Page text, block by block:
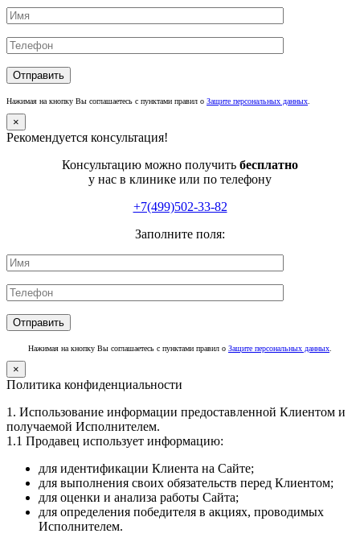
Нажимая на кнопку Вы соглашаетесь с пунктами правил о Защите персональных данных
×
Рекомендуется консультация!
Консультацию можно получить бесплатно
у нас в клинике или по телефону
+7(499)502-33-82
Заполните поля:
Нажимая на кнопку Вы соглашаетесь с пунктами правил о Защите персональных данных
×
Политика конфиденциальности
1. Использование информации предоставленной Клиентом и
получаемой Исполнителем.
1.1 Продавец использует информацию:
для идентификации Клиента на Сайте;
для выполнения своих обязательств перед Клиентом;
для оценки и анализа работы Сайта;
для определения победителя в акциях, проводимых
Исполнителем.